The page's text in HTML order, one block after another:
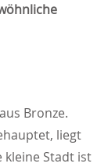
Bronze.
liegt
kleine Stadt ist